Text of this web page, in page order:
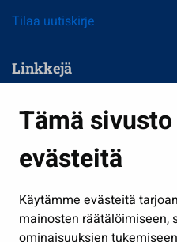
Tämä
evästeitä
Käytämme evästeitä
mainosten räätälöimiseen,
ominaisuuksien
Tilaa uutiskirje
Linkkejä
Kasvatus ja opetus
Kulttuuri ja liikunta
Työ ja yrittäminen
Osallistu ja asioi